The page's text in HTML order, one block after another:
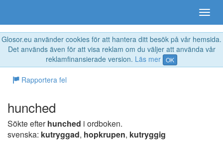
Glosor.eu använder cookies för att hantera ditt besök på vår hemsida.
Det används även för att visa reklam om du väljer att använda vår
reklamfinansierade version. Läs mer OK
Rapportera fel
hunched
Sökte efterhunched i ordboken.
svenska: kutryggad, hopkrupen, kutryggig